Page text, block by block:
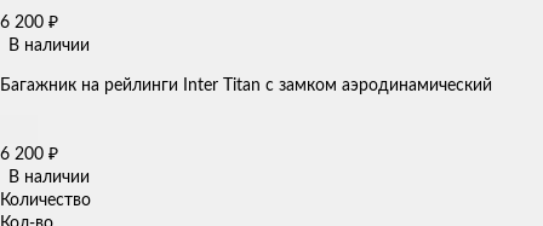
6 200 ₽
В наличии
Багажник на рейлинги Inter Titan с замком аэродинамический
6 200 ₽
В наличии
Количество